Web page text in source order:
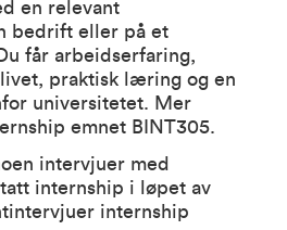
en relevant
bedrift eller på et
får arbeidserfaring,
praktisk læring og en
universitetet. Mer
emnet BINT305.
intervjuer med
internship i løpet av
internship